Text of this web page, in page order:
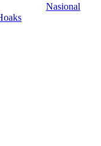
Nasional